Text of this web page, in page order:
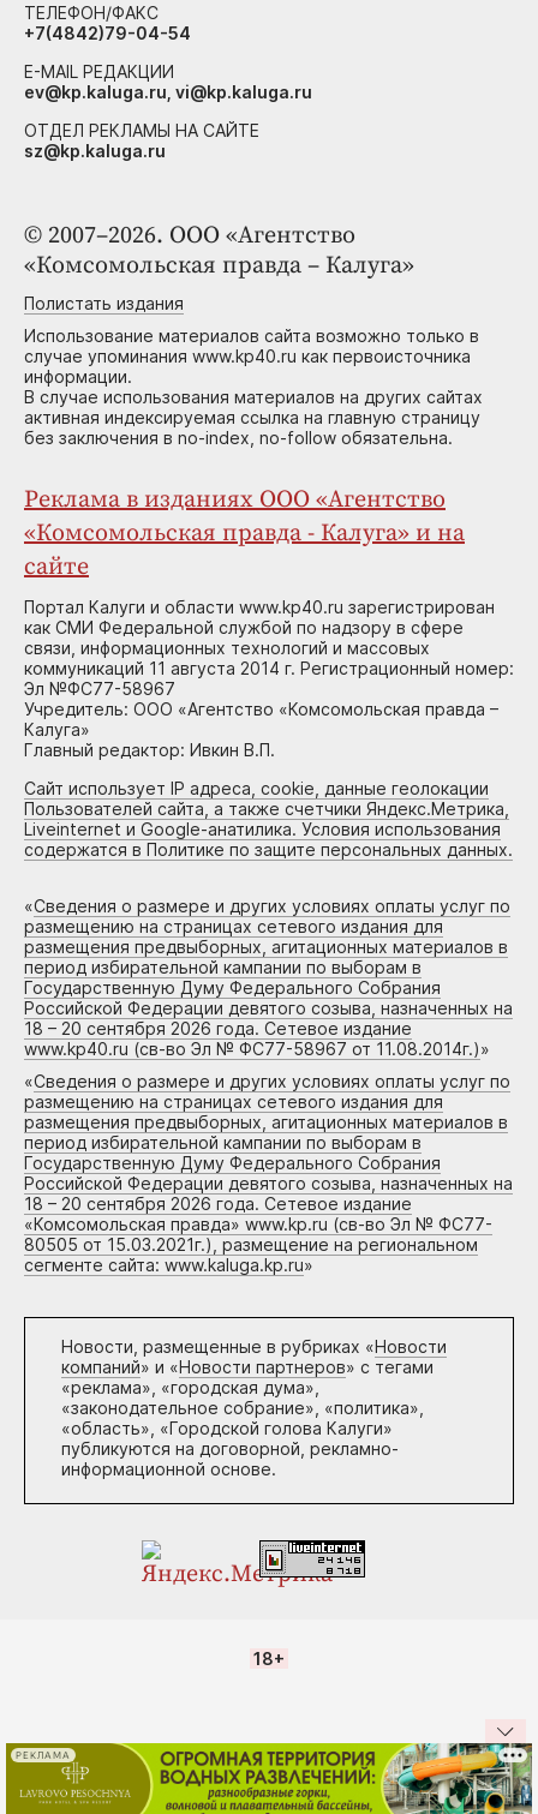
© 2007–2026. ООО «Агентство
«Комсомольская правда – Калуга»
Полистать издания
Использование материалов сайта возможно только в
случае упоминания www.kp40.ru как первоисточника
информации.
В случае использования материалов на других сайтах
активная индексируемая ссылка на главную страницу
без заключения в no-index, no-follow обязательна.
Реклама в изданиях ООО «Агентство
«Комсомольская правда - Калуга» и на
сайте
Портал Калуги и области www.kp40.ru зарегистрирован
как СМИ Федеральной службой по надзору в сфере
связи, информационных технологий и массовых
коммуникаций 11 августа 2014 г. Регистрационный номер:
Эл №ФС77-58967
Учредитель: ООО «Агентство «Комсомольская правда –
Калуга»
Главный редактор: Ивкин В.П.
Сайт использует IP адреса, cookie, данные геолокации
Пользователей сайта, а также счетчики Яндекс.Метрика,
Liveinternet и Google-анатилика. Условия использования
содержатся в Политике по защите персональных данных.
«Сведения о размере и других условиях оплаты услуг по
размещению на страницах сетевого издания для
размещения предвыборных, агитационных материалов в
период избирательной кампании по выборам в
Государственную Думу Федерального Собрания
Российской Федерации девятого созыва, назначенных на
18 – 20 сентября 2026 года. Сетевое издание
www.kp40.ru (св-во Эл № ФС77-58967 от 11.08.2014г.)»
«Сведения о размере и других условиях оплаты услуг по
размещению на страницах сетевого издания для
размещения предвыборных, агитационных материалов в
период избирательной кампании по выборам в
Государственную Думу Федерального Собрания
Российской Федерации девятого созыва, назначенных на
18 – 20 сентября 2026 года. Сетевое издание
«Комсомольская правда» www.kp.ru (св-во Эл № ФС77-
80505 от 15.03.2021г.), размещение на региональном
сегменте сайта: www.kaluga.kp.ru»
Новости, размещенные в рубриках «Новости
компаний» и «Новости партнеров» с тегами
«реклама», «городская дума»,
«законодательное собрание», «политика»,
«область», «Городской голова Калуги»
публикуются на договорной, рекламно-
информационной основе.
ТЕЛЕФОН/ФАКС
+7(4842)79-04-54
E-MAIL РЕДАКЦИИ
ev@kp.kaluga.ru, vi@kp.kaluga.ru
ОТДЕЛ РЕКЛАМЫ НА САЙТЕ
sz@kp.kaluga.ru
18+
РЕКЛАМА